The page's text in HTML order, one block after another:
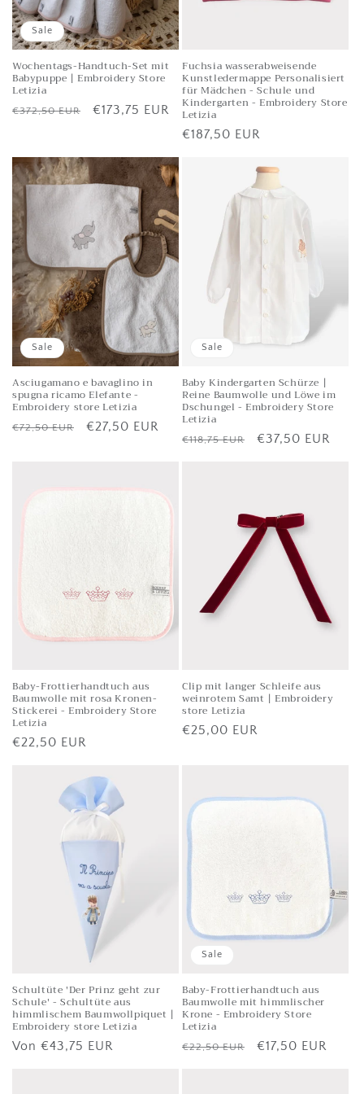
Sale
Wochentags-Handtuch-Set mit
Babypuppe | Embroidery Store
Letizia
Listenpreis
€372,50 EUR Verkaufspreis
€173,75 EUR
Fuchsia wasserabweisende
Kunstledermappe Personalisiert
für Mädchen - Schule und
Kindergarten - Embroidery Store
Letizia
Listenpreis
€187,50 EUR
Sale
Asciugamano e bavaglino in
spugna ricamo Elefante -
Embroidery store Letizia
Listenpreis
€72,50 EUR Verkaufspreis
€27,50 EUR
Sale
Baby Kindergarten Schürze |
Reine Baumwolle und Löwe im
Dschungel - Embroidery Store
Letizia
Listenpreis
€118,75 EUR Verkaufspreis
€37,50 EUR
Baby-Frottierhandtuch aus
Baumwolle mit rosa Kronen-
Stickerei - Embroidery Store
Letizia
Listenpreis
€22,50 EUR
Clip mit langer Schleife aus
weinrotem Samt | Embroidery
store Letizia
Listenpreis
€25,00 EUR
Schultüte 'Der Prinz geht zur
Schule' - Schultüte aus
himmlischem Baumwollpiquet |
Embroidery store Letizia
Listenpreis
Von €43,75 EUR
Sale
Baby-Frottierhandtuch aus
Baumwolle mit himmlischer
Krone - Embroidery Store
Letizia
Listenpreis
€22,50 EUR Verkaufspreis
€17,50 EUR